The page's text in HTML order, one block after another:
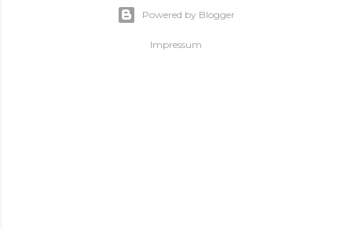
Powered by Blogger
Impressum